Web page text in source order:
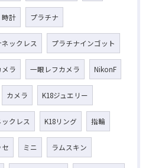
時計 プラチナ
ックレス プラチナインゴット
ラ 一眼レフカメラ NikonF
カメラ K18ジュエリー
クレス K18リング 指輪
ミニ ラムスキン